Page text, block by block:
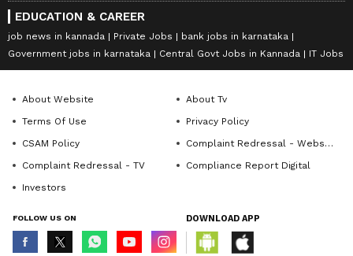
EDUCATION & CAREER
job news in kannada Private Jobs
bank jobs in karnataka
Government jobs in karnataka
Central Govt Jobs in Kannada IT Jobs
About Website
About Tv
Terms Of Use
Privacy Policy
CSAM Policy
Complaint Redressal - Website
Complaint Redressal - TV
Compliance Report Digital
Investors
FOLLOW US ON DOWNLOAD APP